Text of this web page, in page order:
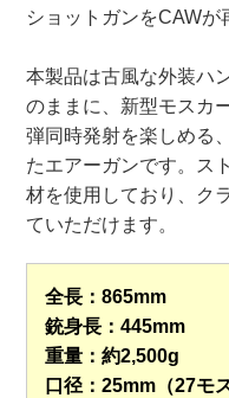
ショットガンをCAWが
本製品は古風な外装ハ
のままに、新型モスカ
弾同時発射を楽しめる
たエアーガンです。ス
材を使用しており、ク
ていただけます。
全長：865mm
銃身長：445mm
重量：約2,500g
口径：25mm（27モ